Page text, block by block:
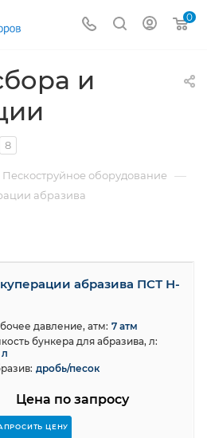
0
и
8
Пескоструйное оборудование —
абразива
абразива ПСТ Н-
Цена по запросу
ЦЕНУ
давление, атм: 7 атм
бункера для абразива, л:
дробь/песок